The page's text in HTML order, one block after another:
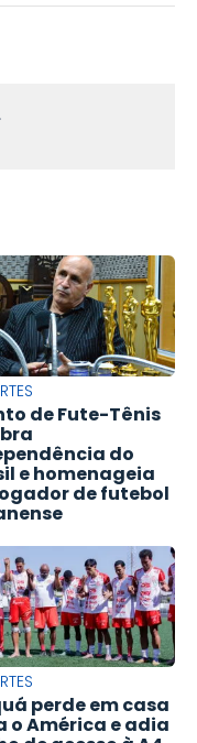
de Fute-Tênis
do
e homenageia
de futebol
perde em casa
o América e adia